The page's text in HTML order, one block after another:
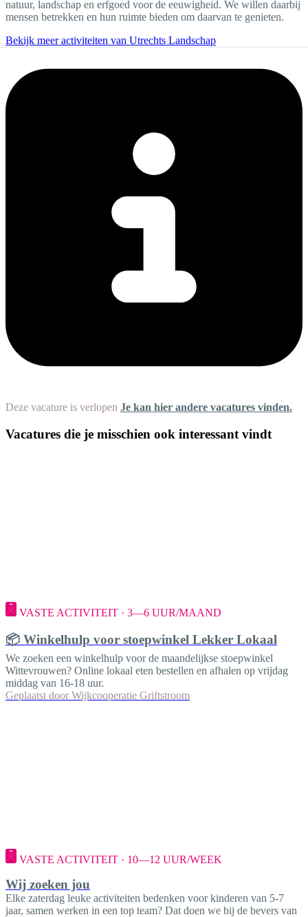
natuur, landschap en erfgoed voor de eeuwigheid. We willen daarbij
mensen betrekken en hun ruimte bieden om daarvan te genieten.
Bekijk meer activiteiten van Utrechts Landschap
Deze vacature is verlopen Je kan hier andere vacatures vinden.
Vacatures die je misschien ook interessant vindt
VASTE ACTIVITEIT · 3—6 UUR/MAAND
📦 Winkelhulp voor stoepwinkel Lekker Lokaal
We zoeken een winkelhulp voor de maandelijkse stoepwinkel
Wittevrouwen? Online lokaal eten bestellen en afhalen op vrijdag
middag van 16-18 uur.
Geplaatst door Wijkcooperatie Griftstroom
VASTE ACTIVITEIT · 10—12 UUR/WEEK
Wij zoeken jou
Elke zaterdag leuke activiteiten bedenken voor kinderen van 5-7
jaar, samen werken in een top team? Dat doen we bij de bevers van